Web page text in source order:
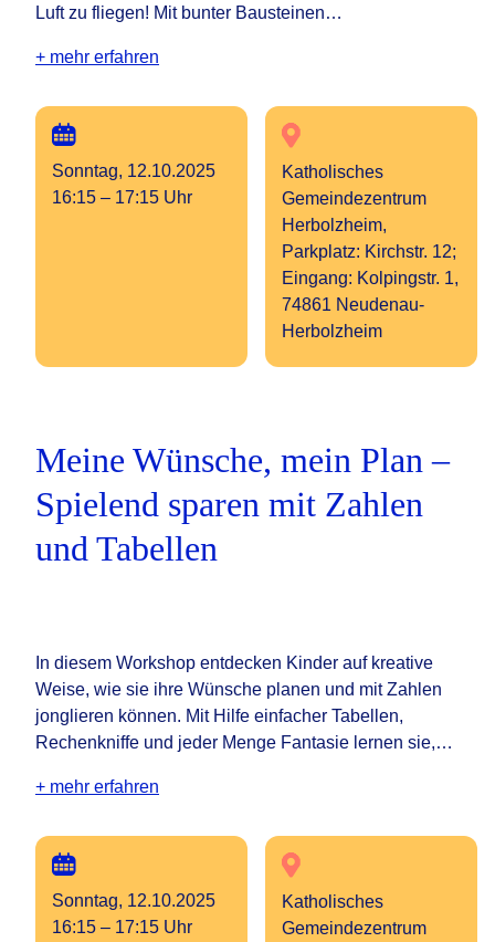
Luft zu fliegen! Mit bunter Bausteinen…
+ mehr erfahren
Sonntag, 12.10.2025
16:15 – 17:15 Uhr
Katholisches
Gemeindezentrum
Herbolzheim,
Parkplatz: Kirchstr. 12;
Eingang: Kolpingstr. 1,
74861 Neudenau-
Herbolzheim
Meine Wünsche, mein Plan –
Spielend sparen mit Zahlen
und Tabellen
In diesem Workshop entdecken Kinder auf kreative
Weise, wie sie ihre Wünsche planen und mit Zahlen
jonglieren können. Mit Hilfe einfacher Tabellen,
Rechenkniffe und jeder Menge Fantasie lernen sie,…
+ mehr erfahren
Sonntag, 12.10.2025
16:15 – 17:15 Uhr
Katholisches
Gemeindezentrum